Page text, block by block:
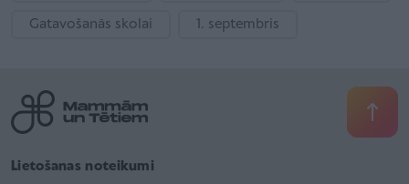
Gatavošanās skolai 1. septembris
Lietošanas noteikumi